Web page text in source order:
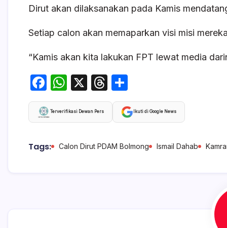
Dirut akan dilaksanakan pada Kamis
Setiap calon akan memaparkan visi misi
“Kamis akan kita lakukan FPT lewat media
F
a
c
b
W
h
at
A
X
T
hr
e
d
h
ar
Terverifikasi Dewan Pers Ikuti di Google News
Tags: Calon Dirut PDAM Bolmong Ismail Dahab